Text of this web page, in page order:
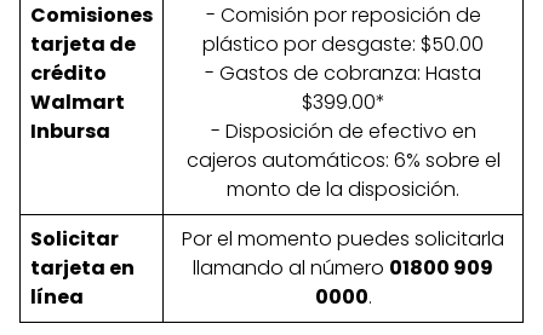
Comisiones
tarjeta de
crédito
Walmart
Inbursa
- Comisión por reposición de
plástico por desgaste: $50.00
- Gastos de cobranza: Hasta
$399.00*
- Disposición de efectivo en
cajeros automáticos: 6% sobre el
monto de la disposición.
Solicitar
tarjeta en
línea
Por el momento puedes solicitarla
llamando al número 01800 909
0000.